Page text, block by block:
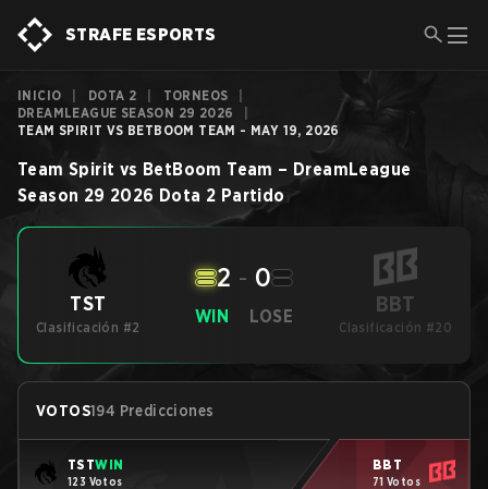
STRAFE ESPORTS
INICIO DOTA 2 TORNEOS
DREAMLEAGUE SEASON 29 2026
TEAM SPIRIT VS BETBOOM TEAM - MAY 19, 2026
Team Spirit vs BetBoom Team – DreamLeague
Season 29 2026 Dota 2 Partido
TST
Clasificación #2
WIN
2 - 0
LOSE BBT
Clasificación #20
VOTOS194 Predicciones
TSTWIN
123 Votos
BBT
71 Votos